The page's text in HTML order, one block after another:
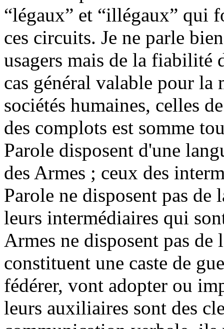
“légaux” et “illégaux” qui
ces circuits. Je ne parle
usagers mais de la fiabilité
cas général valable pour la
sociétés humaines, celles
des complots est somme
Parole disposent d'une
des Armes ; ceux des
Parole ne disposent pas de
leurs intermédiaires qui
Armes ne disposent pas
constituent une caste de
fédérer, vont adopter ou
leurs auxiliaires sont des